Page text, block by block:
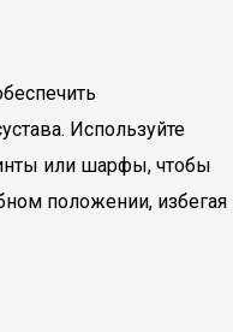
Используйте
или шарфы, чтобы
положении, избегая